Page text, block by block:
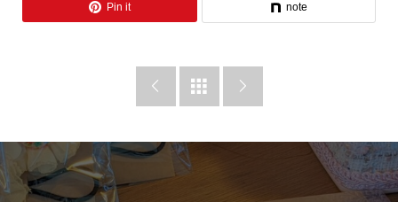
Pin it note
  